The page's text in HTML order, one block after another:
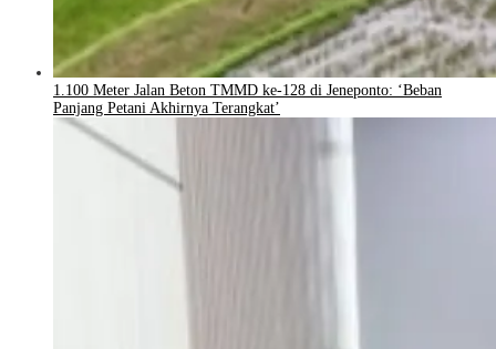
1.100 Meter Jalan Beton TMMD ke-128 di Jeneponto: ‘Beban
Panjang Petani Akhirnya Terangkat’